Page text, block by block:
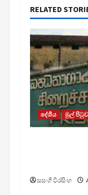
RELATED
දේශීය මුල් පිටුව
සසංගි වීරසිංහ